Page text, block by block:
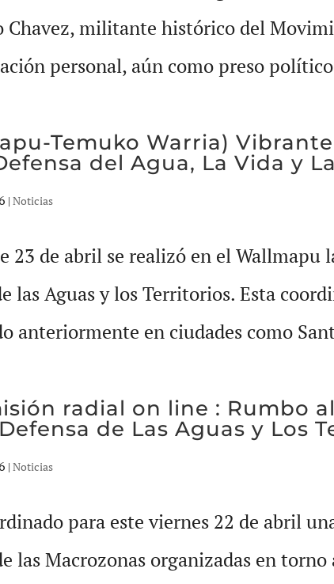
Chavez, militante histórico del
personal, aún como preso
Temuko Warria)
del Agua, La Vida y
| Noticias
23 de abril se realizó en el
las Aguas y los Territorios. Esta
anteriormente en ciudades como
radial on line : Rumbo
de Las Aguas y Los
| Noticias
para este viernes 22 de abril
las Macrozonas organizadas en